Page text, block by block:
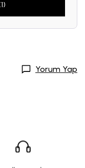
Yorum Yap